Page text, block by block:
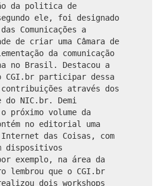
da politica de
ele, foi designado
Comunicações a
de criar uma Câmara de
da comunicação
no Brasil. Destacou a
CGI.br participar dessa
contribuições através dos
do NIC.br. Demi
próximo volume da
no editorial uma
das Coisas, com
dispositivos
exemplo, na área da
lembrou que o CGI.br
dois workshops